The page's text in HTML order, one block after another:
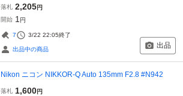
落札 2,205円
開始 1 円
7 3/22 22:05終了
出品中の商品 出品
Nikon ニコン NIKKOR-Q Auto 135mm F2.8 #N942
落札 1,600円